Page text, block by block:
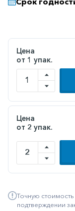
Желудочно-
кишечные
Метаболизм
Минеральный
обмен
Наружные
Цена
от 1 упак.
Цена
от 2 упак.
Точную
подтверждении